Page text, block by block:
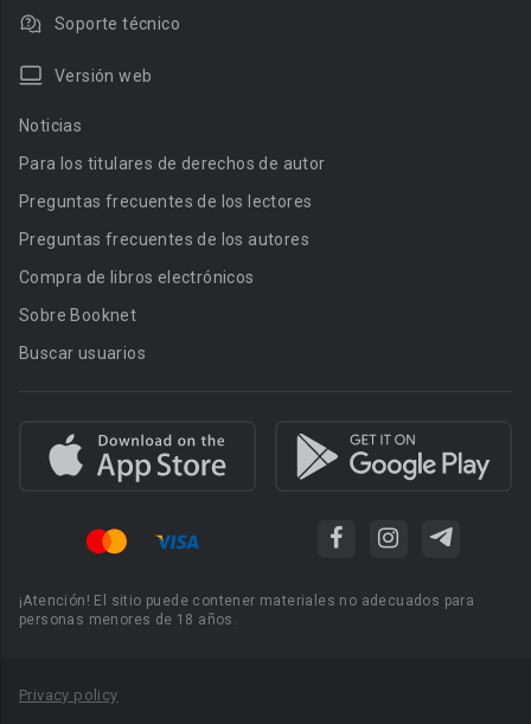
Soporte técnico
Versión web
Noticias
Para los titulares de derechos de autor
Preguntas frecuentes de los lectores
Preguntas frecuentes de los autores
Compra de libros electrónicos
Sobre Booknet
Buscar usuarios
¡Atención! El sitio puede contener materiales no adecuados para
personas menores de 18 años.
Privacy policy